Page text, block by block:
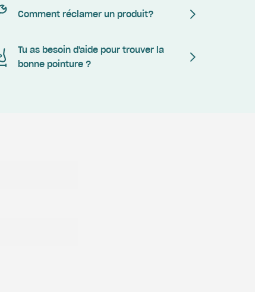
Comment réclamer un produit?
Tu as besoin d'aide pour trouver la
bonne pointure ?